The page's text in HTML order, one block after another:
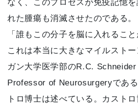
なく、このプロセスが免疫記憶
れた腫瘍も消滅させたのである。
「誰もこの分子を脳に入れるこ
これは本当に大きなマイルスト
ガン大学医学部のR.C.
Professor of Neurosurgeryであ
トロ博士は述べている。カスト